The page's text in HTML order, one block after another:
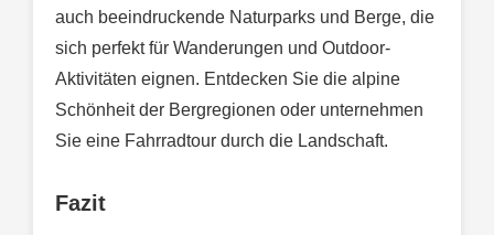
auch beeindruckende Naturparks und Berge, die
sich perfekt für Wanderungen und Outdoor-
Aktivitäten eignen. Entdecken Sie die alpine
Schönheit der Bergregionen oder unternehmen
Sie eine Fahrradtour durch die Landschaft.
Fazit